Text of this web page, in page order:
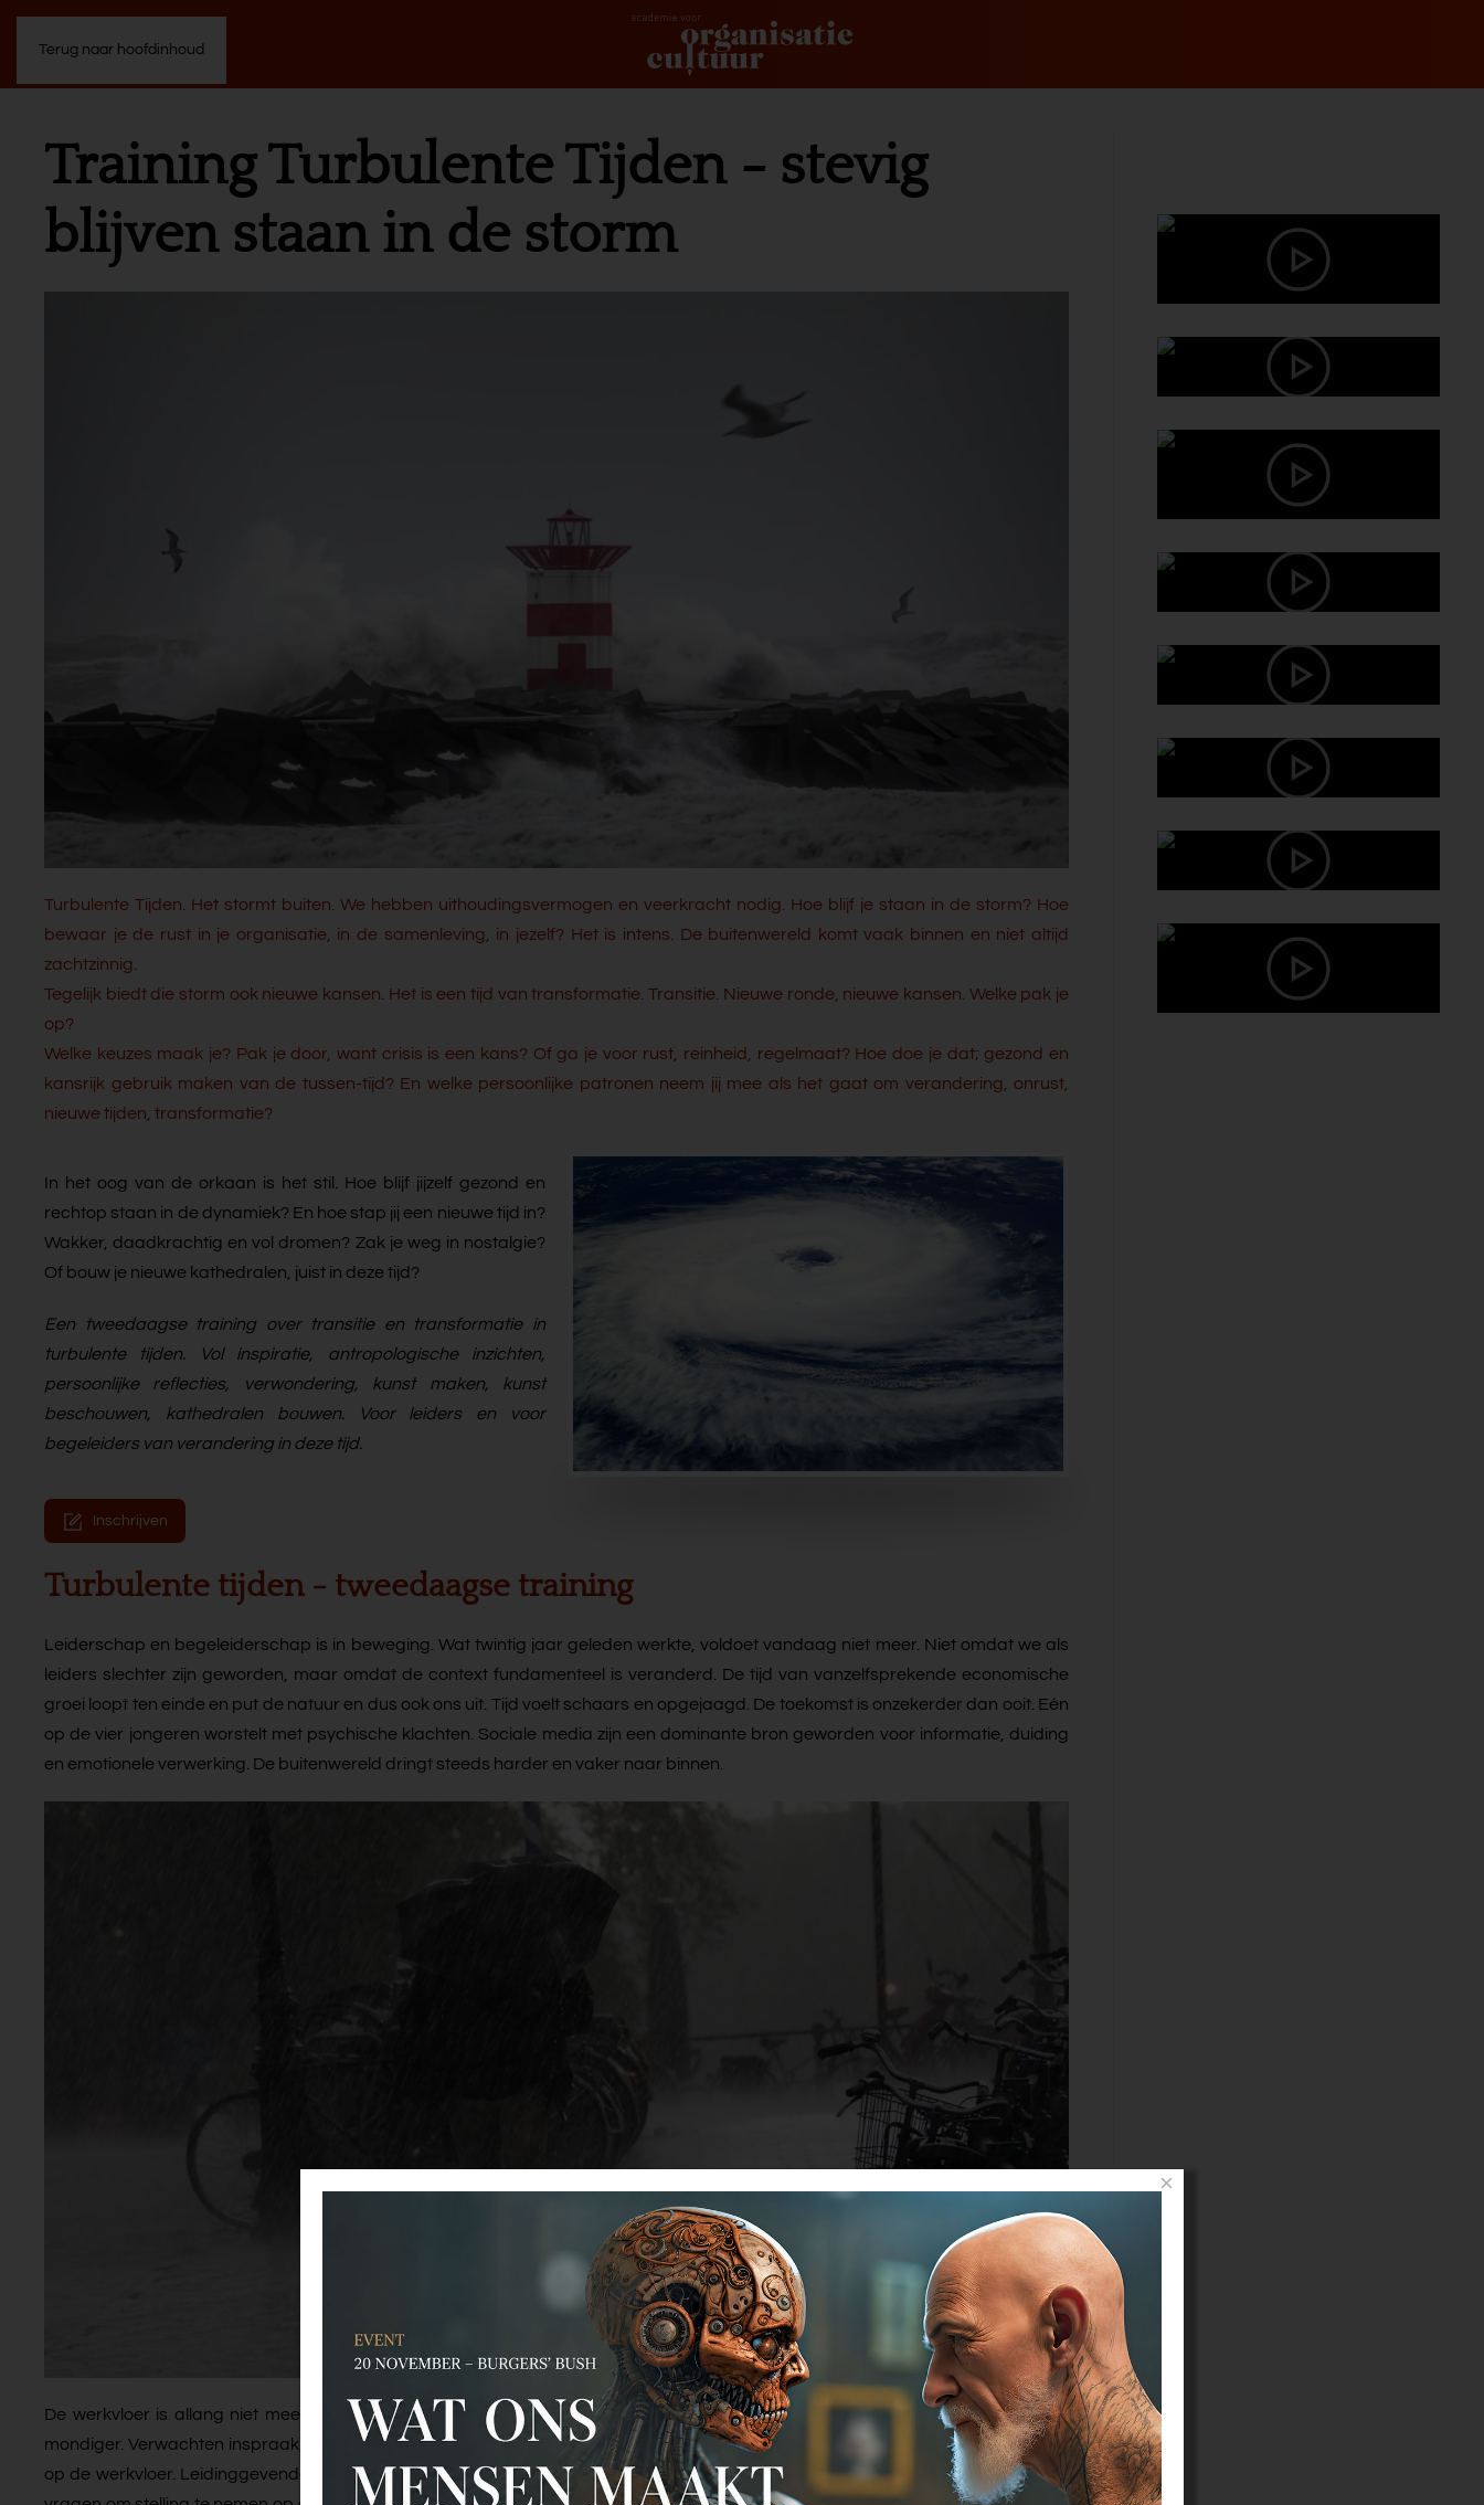
Terug naar hoofdinhoud
Training Turbulente Tijden - stevig
blijven staan in de storm
Turbulente Tijden. Het stormt buiten. We hebben uithoudingsvermogen en veerkracht nodig. Hoe blijf je staan in de storm? Hoe
bewaar je de rust in je organisatie, in de samenleving, in jezelf? Het is intens. De buitenwereld komt vaak binnen en niet altijd
zachtzinnig.
Tegelijk biedt die storm ook nieuwe kansen. Het is een tijd van transformatie. Transitie. Nieuwe ronde, nieuwe kansen. Welke pak je
op?
Welke keuzes maak je? Pak je door, want crisis is een kans? Of ga je voor rust, reinheid, regelmaat? Hoe doe je dat; gezond en
kansrijk gebruik maken van de tussen-tijd? En welke persoonlijke patronen neem jij mee als het gaat om verandering, onrust,
nieuwe tijden, transformatie?
In het oog van de orkaan is het stil. Hoe blijf jijzelf gezond en
rechtop staan in de dynamiek? En hoe stap jij een nieuwe tijd in?
Wakker, daadkrachtig en vol dromen? Zak je weg in nostalgie?
Of bouw je nieuwe kathedralen, juist in deze tijd?
Een tweedaagse training over transitie en transformatie in
turbulente tijden. Vol inspiratie, antropologische inzichten,
persoonlijke reflecties, verwondering, kunst maken, kunst
beschouwen, kathedralen bouwen. Voor leiders en voor
begeleiders van verandering in deze tijd.
Inschrijven
Turbulente tijden - tweedaagse training
Leiderschap en begeleiderschap is in beweging. Wat twintig jaar geleden werkte, voldoet vandaag niet meer. Niet omdat we als
leiders slechter zijn geworden, maar omdat de context fundamenteel is veranderd. De tijd van vanzelfsprekende economische
groei loopt ten einde en put de natuur en dus ook ons uit. Tijd voelt schaars en opgejaagd. De toekomst is onzekerder dan ooit. Eén
op de vier jongeren worstelt met psychische klachten. Sociale media zijn een dominante bron geworden voor informatie, duiding
en emotionele verwerking. De buitenwereld dringt steeds harder en vaker naar binnen.
De werkvloer is allang niet meer de plek van productie, maar ook van identiteit, zingeving, spanning en groei. Wij mensen zijn
mondiger. Verwachten inspraak, betekenis en ruimte. De buitenwereld is gepolariseerd en zorgt regelmatig ook voor lange tenen
op de werkvloer. Leidinggevenden kampen met 'incidenten' van medewerkers die zich niet gehoord voelen, zich politiek uiten en
×